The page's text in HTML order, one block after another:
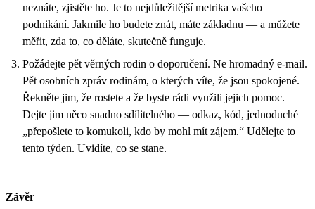
neznáte, zjistěte ho. Je to nejdůležitější metrika vašeho
podnikání. Jakmile ho budete znát, máte základnu — a můžete
měřit, zda to, co děláte, skutečně funguje.
Požádejte pět věrných rodin o doporučení. Ne hromadný e-mail.
Pět osobních zpráv rodinám, o kterých víte, že jsou spokojené.
Řekněte jim, že rostete a že byste rádi využili jejich pomoc.
Dejte jim něco snadno sdílitelného — odkaz, kód, jednoduché
„přepošlete to komukoli, kdo by mohl mít zájem.“ Udělejte to
tento týden. Uvidíte, co se stane.
Závěr